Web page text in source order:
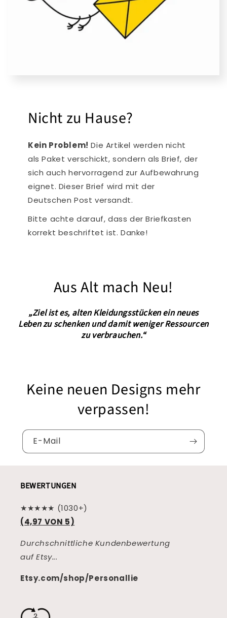
Nicht zu Hause?
Kein Problem! Die Artikel werden nicht
als Paket verschickt, sondern als Brief, der
sich auch hervorragend zur Aufbewahrung
eignet. Dieser Brief wird mit der
Deutschen Post versandt.
Bitte achte darauf, dass der Briefkasten
korrekt beschriftet ist. Danke!
Aus Alt mach Neu!
„Ziel ist es, alten Kleidungsstücken ein neues
Leben zu schenken und damit weniger Ressourcen
zu verbrauchen.“
Keine neuen Designs mehr
verpassen!
E-Mail
BEWERTUNGEN
★★★★★ (1030+)
(4,97 VON 5)
Durchschnittliche Kundenbewertung
auf Etsy...
Etsy.com/shop/Personallie